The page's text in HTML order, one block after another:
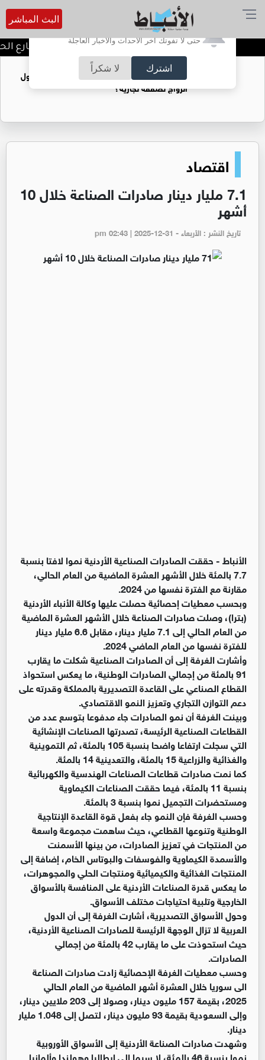
أترغب في تفعيل الإشعارات؟
حتى لا تفوتك آخر الأحداث والأخبار العاجلة
اشترك لا شكراً
البث المباشر
توقيف شبكات دعارة في شارع
فتيات يستغللنه لتحقيق مكاسب مادية.. هل تحول
الزواج لصفقة تجارية؟
اقتصاد
7.1 مليار دينار صادرات الصناعة خلال 10
أشهر
تاريخ النشر : الأربعاء - pm 02:43 | 2025-12-31
الأنباط -حققت الصادرات الصناعية الأردنية نموا لافتا بنسبة
7.7 بالمئة خلال الأشهر العشرة الماضية من العام الحالي،
مقارنة مع الفترة نفسها من 2024.
وبحسب معطيات إحصائية حصلت عليها وكالة الأنباء الأردنية
(بترا)، وصلت صادرات الصناعة خلال الأشهر العشرة الماضية
من العام الحالي إلى 7.1 مليار دينار، مقابل 6.6 مليار دينار
للفترة نفسها من العام الماضي 2024.
وأشارت الغرفة إلى أن الصادرات الصناعية شكلت ما يقارب
91 بالمئة من إجمالي الصادرات الوطنية، ما يعكس استحواذ
القطاع الصناعي على القاعدة التصديرية بالمملكة وقدرته على
دعم التوازن التجاري وتعزيز النمو الاقتصادي.
وبينت الغرفة أن نمو الصادرات جاء مدفوعا بتوسع عدد من
القطاعات الصناعية الرئيسة، تصدرتها الصناعات الإنشائية
التي سجلت ارتفاعا واضحا بنسبة 105 بالمئة، ثم التموينية
والغذائية والزراعية 15 بالمئة، والتعدينية 14 بالمئة.
كما نمت صادرات قطاعات الصناعات الهندسية والكهربائية
بنسبة 11 بالمئة، فيما حققت الصناعات الكيماوية
ومستحضرات التجميل نموا بنسبة 3 بالمئة.
وحسب الغرفة فإن النمو جاء بفعل قوة القاعدة الإنتاجية
الوطنية وتنوعها القطاعي، حيث ساهمت مجموعة واسعة
من المنتجات في تعزيز الصادرات، من بينها الأسمنت
والأسمدة الكيماوية والفوسفات والبوتاس الخام، إضافة إلى
المنتجات الغذائية والكيميائية ومنتجات الحلي والمجوهرات،
ما يعكس قدرة الصناعات الأردنية على المنافسة بالأسواق
الخارجية وتلبية احتياجات مختلف الأسواق.
وحول الأسواق التصديرية، أشارت الغرفة إلى أن الدول
العربية لا تزال الوجهة الرئيسة للصادرات الصناعية الأردنية،
حيث استحوذت على ما يقارب 42 بالمئة من إجمالي
الصادرات.
وحسب معطيات الغرفة الإحصائية زادت صادرات الصناعة
الى سوريا خلال العشرة أشهر الماضية من العام الحالي
2025، بقيمة 157 مليون دينار، وصولا إلى 203 ملايين دينار،
وإلى السعودية بقيمة 93 مليون دينار، لتصل إلى 1.048 مليار
دينار.
وشهدت صادرات الصناعة الأردنية إلى الأسواق الأوروبية
نموا بنسبة 46 بالمئة، لا سيما إلى إيطاليا وهولندا وألمانيا